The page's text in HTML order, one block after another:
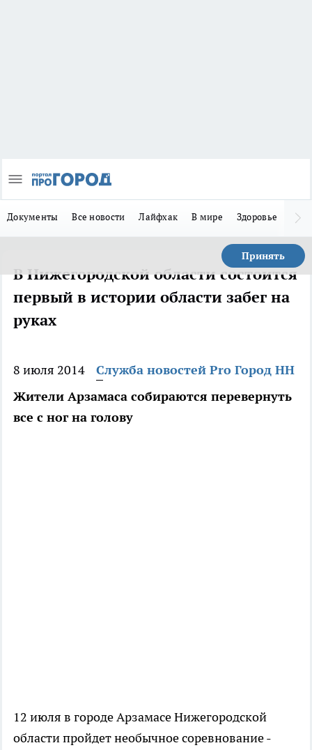
Документы Все новости Лайфхак В мире Здоровье
Принять
В Нижегородской области состоится
первый в истории области забег на
руках
8 июля 2014
Служба новостей Pro Город НН
Жители Арзамаса собираются перевернуть
все с ног на голову
12 июля в городе Арзамасе Нижегородской
области пройдет необычное соревнование -